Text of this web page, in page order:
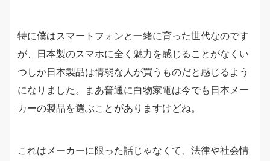
特に僕はスマートフォンと一緒に育った世代なのです
が、日本製のスマホに全く魅力を感じることがなくい
つしか日本製品は情弱な人が買うものだと感じるよう
になりました。まあ普通に白物家電は今でも日本メー
カーの製品を選ぶことがありますけどね。
これはメーカーに限った話じゃなくて、法律や社会情